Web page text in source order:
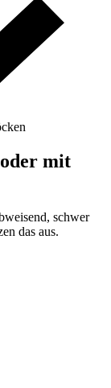
mit
schwer
das aus.